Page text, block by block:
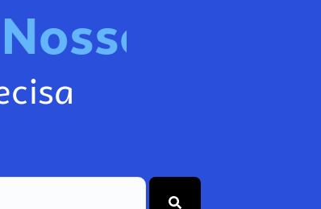
Nosso